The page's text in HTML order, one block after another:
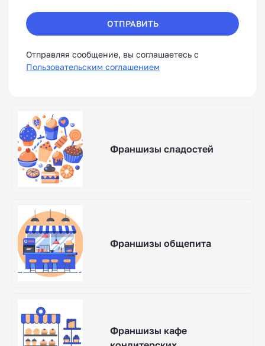
ОТПРАВИТЬ
Отправляя сообщение, вы соглашаетесь с
Пользовательским соглашением
Франшизы сладостей
Франшизы общепита
Франшизы кафе